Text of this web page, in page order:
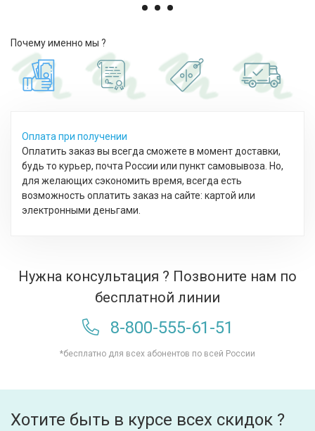
Почему именно мы ?
Оплата при получении
Оплатить заказ вы всегда сможете в момент доставки,
будь то курьер, почта России или пункт самовывоза. Но,
для желающих сэкономить время, всегда есть
возможность оплатить заказ на сайте: картой или
электронными деньгами.
Нужна консультация ? Позвоните нам по
бесплатной линии
8-800-555-61-51
*бесплатно для всех абонентов по всей России
Хотите быть в курсе всех скидок ?